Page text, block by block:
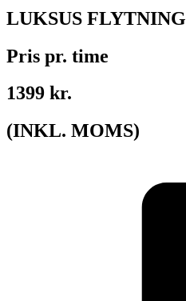
LUKSUS FLYTNING
Pris pr. time
1399 kr.
(INKL. MOMS)